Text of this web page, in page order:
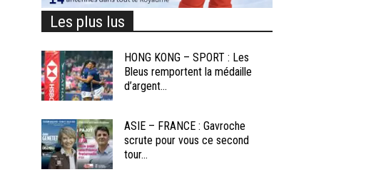
Les plus lus
HONG KONG – SPORT : Les
Bleus remportent la médaille
d’argent...
ASIE – FRANCE : Gavroche
scrute pour vous ce second
tour...